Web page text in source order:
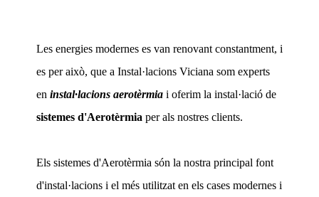
Les energies modernes es van renovant constantment, i
es per això, que a Instal·lacions Viciana som experts
en instal·lacions aerotèrmiai oferim la instal·lació de
sistemes d'Aerotèrmia per als nostres clients.
Els sistemes d'Aerotèrmia són la nostra principal font
d'instal·lacions i el més utilitzat en els cases modernes i